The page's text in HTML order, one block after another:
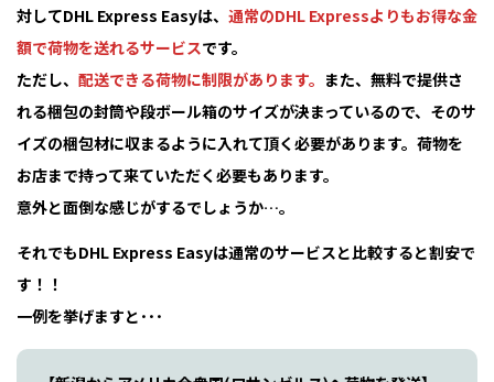
対してDHL Express Easyは、 通常のDHL Expressよりもお得な金
額で荷物を送れるサービスです。
ただし、 配送できる荷物に制限があります。 また、無料で提供さ
れる梱包の封筒や段ボール箱のサイズが決まっているので、そのサ
イズの梱包材に収まるように入れて頂く必要があります。荷物を
お店まで持って来ていただく必要もあります。
意外と面倒な感じがするでしょうか…。
それでもDHL Express Easyは通常のサービスと比較すると割安で
す！！
一例を挙げますと･･･